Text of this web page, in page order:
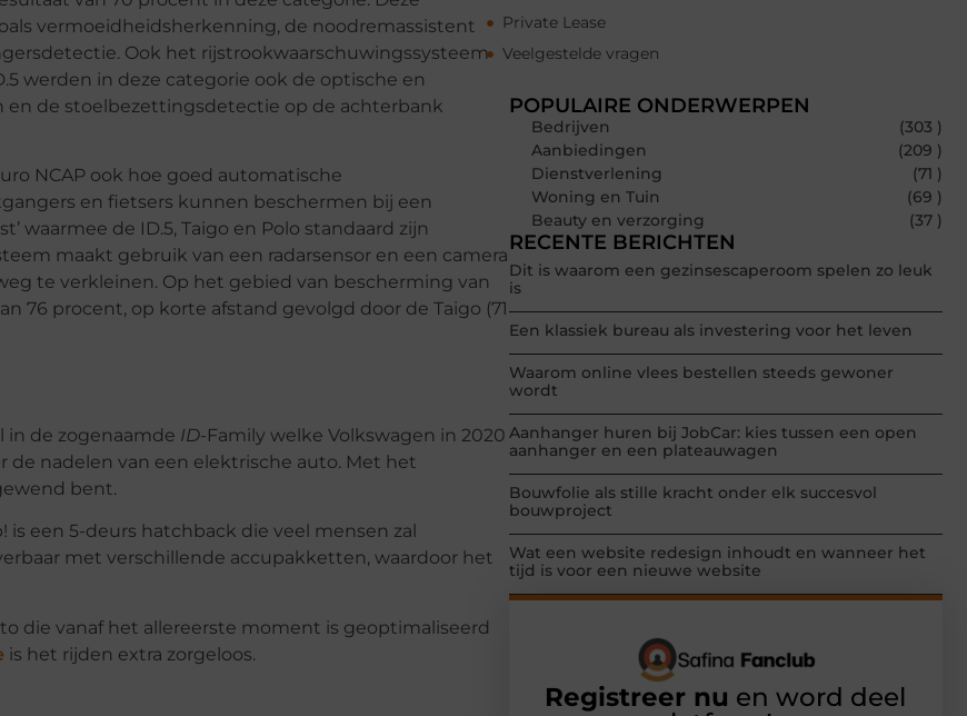
vermoeidheidsherkenning, de noodremassistent
Ook het rijstrookwaarschuwingssysteem
werden in deze categorie ook de optische en
de stoelbezettingsdetectie op de achterbank
NCAP ook hoe goed automatische
en fietsers kunnen beschermen bij een
waarmee de ID.5, Taigo en Polo standaard zijn
maakt gebruik van een radarsensor en een camera
te verkleinen. Op het gebied van bescherming van
76 procent, op korte afstand gevolgd door de Taigo (71
in de zogenaamde ID-Family welke Volkswagen in 2020
nadelen van een elektrische auto. Met het
bent.
een 5-deurs hatchback die veel mensen zal
met verschillende accupakketten, waardoor het
die vanaf het allereerste moment is geoptimaliseerd
is het rijden extra zorgeloos.
Private Lease
Veelgestelde vragen
POPULAIRE ONDERWERPEN
Bedrijven
(303 )
Aanbiedingen
(209 )
Dienstverlening
(71 )
Woning en Tuin
(69 )
Beauty en verzorging
(37 )
RECENTE BERICHTEN
Dit is waarom een gezinsescaperoom spelen zo leuk
is
Een klassiek bureau als investering voor het leven
Waarom online vlees bestellen steeds gewoner
wordt
Aanhanger huren bij JobCar: kies tussen een open
aanhanger en een plateauwagen
Bouwfolie als stille kracht onder elk succesvol
bouwproject
Wat een website redesign inhoudt en wanneer het
tijd is voor een nieuwe website
Registreer nu en word deel